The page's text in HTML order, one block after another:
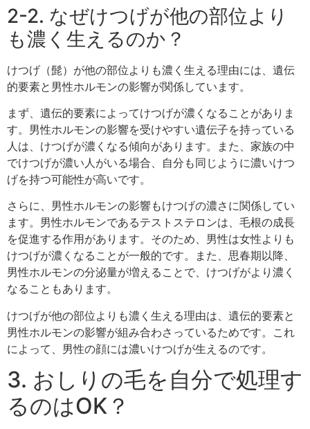
2-2. なぜけつげが他の部位より
も濃く生えるのか？
けつげ（髭）が他の部位よりも濃く生える理由には、遺伝
的要素と男性ホルモンの影響が関係しています。
まず、遺伝的要素によってけつげが濃くなることがありま
す。男性ホルモンの影響を受けやすい遺伝子を持っている
人は、けつげが濃くなる傾向があります。また、家族の中
でけつげが濃い人がいる場合、自分も同じように濃いけつ
げを持つ可能性が高いです。
さらに、男性ホルモンの影響もけつげの濃さに関係してい
ます。男性ホルモンであるテストステロンは、毛根の成長
を促進する作用があります。そのため、男性は女性よりも
けつげが濃くなることが一般的です。また、思春期以降、
男性ホルモンの分泌量が増えることで、けつげがより濃く
なることもあります。
けつげが他の部位よりも濃く生える理由は、遺伝的要素と
男性ホルモンの影響が組み合わさっているためです。これ
によって、男性の顔には濃いけつげが生えるのです。
3. おしりの毛を自分で処理す
るのはOK？